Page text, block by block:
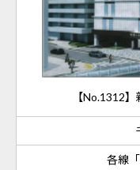
【No.1312
各線